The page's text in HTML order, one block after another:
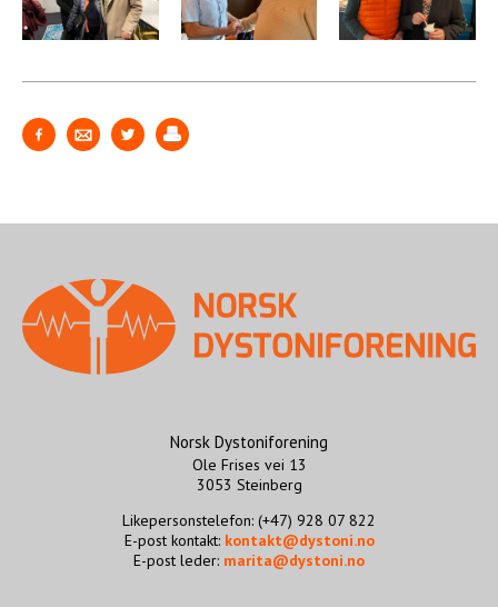
Norsk Dystoniforening
Ole Frises vei 13
3053 Steinberg
Likepersonstelefon: (+47) 928 07 822
E-post kontakt: kontakt@dystoni.no
E-post leder: marita@dystoni.no